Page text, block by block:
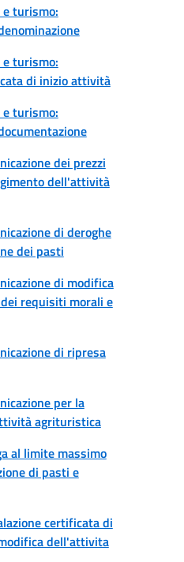
e turismo:
e turismo:
di inizio attività
e turismo:
dei prezzi
dell'attività
di deroghe
dei pasti
di modifica
requisiti morali e
di ripresa
per la
agrituristica
al limite massimo
di pasti e
certificata di
dell'attivita